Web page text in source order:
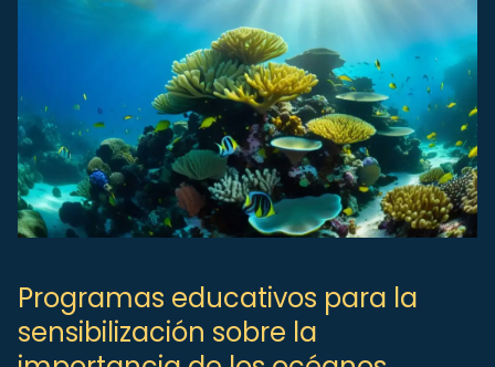
Programas educativos para la
sensibilización sobre la